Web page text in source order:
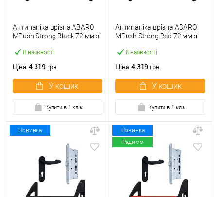
В наявності
Антипаніка врізна ABARO
МPush Strong Black 72 мм зі
Ціна 4 319 грн.
У кошик
Купити в 1 клік
В наявності
Антипаніка врізна ABARO
МPush Strong Red 72 мм зі
Ціна 4 319 грн.
У кошик
Купити в 1 клік
Новинка
Новинка
Радимо